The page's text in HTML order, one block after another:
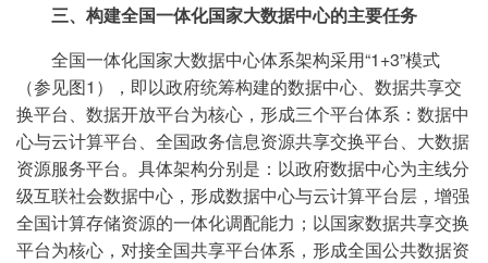
三、构建全国一体化国家大数据中心的主要任务
全国一体化国家大数据中心体系架构采用“1+3”模式
（参见图1），即以政府统筹构建的数据中心、数据共享交
换平台、数据开放平台为核心，形成三个平台体系：数据中
心与云计算平台、全国政务信息资源共享交换平台、大数据
资源服务平台。具体架构分别是：以政府数据中心为主线分
级互联社会数据中心，形成数据中心与云计算平台层，增强
全国计算存储资源的一体化调配能力；以国家数据共享交换
平台为核心，对接全国共享平台体系，形成全国公共数据资